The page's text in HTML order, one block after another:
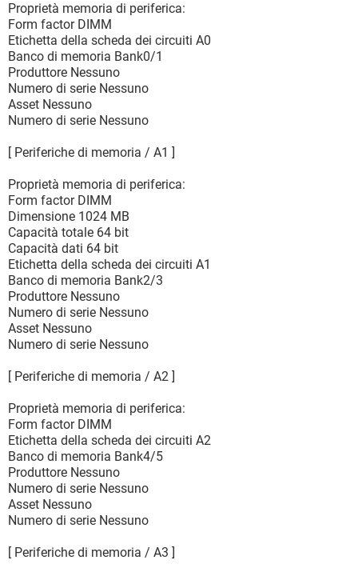
Proprietà memoria di periferica:
Form factor DIMM
Etichetta della scheda dei circuiti A0
Banco di memoria Bank0/1
Produttore Nessuno
Numero di serie Nessuno
Asset Nessuno
Numero di serie Nessuno
[ Periferiche di memoria / A1 ]
Proprietà memoria di periferica:
Form factor DIMM
Dimensione 1024 MB
Capacità totale 64 bit
Capacità dati 64 bit
Etichetta della scheda dei circuiti A1
Banco di memoria Bank2/3
Produttore Nessuno
Numero di serie Nessuno
Asset Nessuno
Numero di serie Nessuno
[ Periferiche di memoria / A2 ]
Proprietà memoria di periferica:
Form factor DIMM
Etichetta della scheda dei circuiti A2
Banco di memoria Bank4/5
Produttore Nessuno
Numero di serie Nessuno
Asset Nessuno
Numero di serie Nessuno
[ Periferiche di memoria / A3 ]